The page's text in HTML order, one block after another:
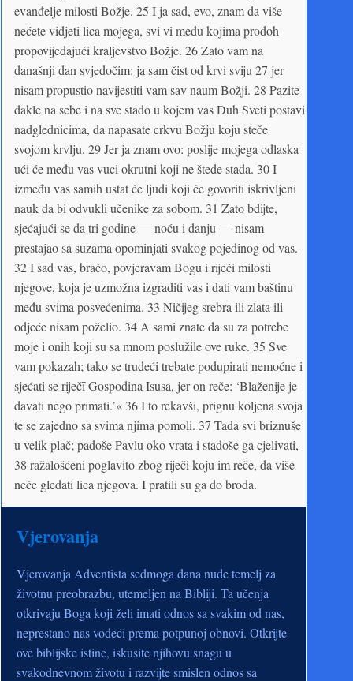
evanđelje milosti Božje. 25 I ja sad, evo, znam da više
nećete vidjeti lica mojega, svi vi među kojima prođoh
propovijedajući kraljevstvo Božje. 26 Zato vam na
današnji dan svjedočim: ja sam čist od krvi sviju 27 jer
nisam propustio navijestiti vam sav naum Božji. 28 Pazite
dakle na sebe i na sve stado u kojem vas Duh Sveti postavi
nadglednicima, da napasate crkvu Božju koju steče
svojom krvlju. 29 Jer ja znam ovo: poslije mojega odlaska
ući će među vas vuci okrutni koji ne štede stada. 30 I
između vas samih ustat će ljudi koji će govoriti iskrivljeni
nauk da bi odvukli učenike za sobom. 31 Zato bdijte,
sjećajući se da tri godine — noću i danju — nisam
prestajao sa suzama opominjati svakog pojedinog od vas.
32 I sad vas, braćo, povjeravam Bogu i riječi milosti
njegove, koja je uzmožna izgraditi vas i dati vam baštinu
među svima posvećenima. 33 Ničijeg srebra ili zlata ili
odjeće nisam poželio. 34 A sami znate da su za potrebe
moje i onih koji su sa mnom poslužile ove ruke. 35 Sve
vam pokazah; tako se trudeći trebate podupirati nemoćne i
sjećati se riječī Gospodina Isusa, jer on reče: ‘Blaženije je
davati nego primati.’« 36 I to rekavši, prignu koljena svoja
te se zajedno sa svima njima pomoli. 37 Tada svi briznuše
u velik plač; padoše Pavlu oko vrata i stadoše ga cjelivati,
38 ražalošćeni poglavito zbog riječi koju im reče, da više
neće gledati lica njegova. I pratili su ga do broda.
Vjerovanja
Vjerovanja Adventista sedmoga dana nude temelj za
životnu preobrazbu, utemeljen na Bibliji. Ta učenja
otkrivaju Boga koji želi imati odnos sa svakim od nas,
neprestano nas vodeći prema potpunoj obnovi. Otkrijte
ove biblijske istine, iskusite njihovu snagu u
svakodnevnom životu i razvijte smislen odnos sa